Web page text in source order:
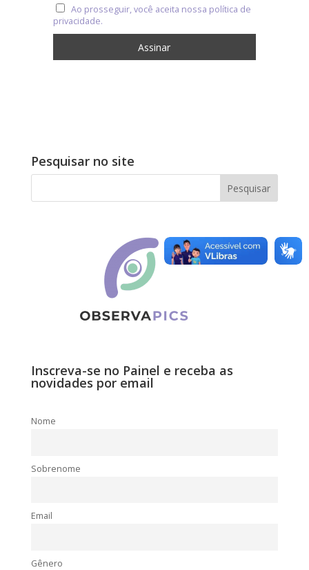
Ao prosseguir, você aceita nossa política de
privacidade.
Pesquisar no site
Inscreva-se no Painel e receba as
novidades por email
Nome
Sobrenome
Email
Gênero